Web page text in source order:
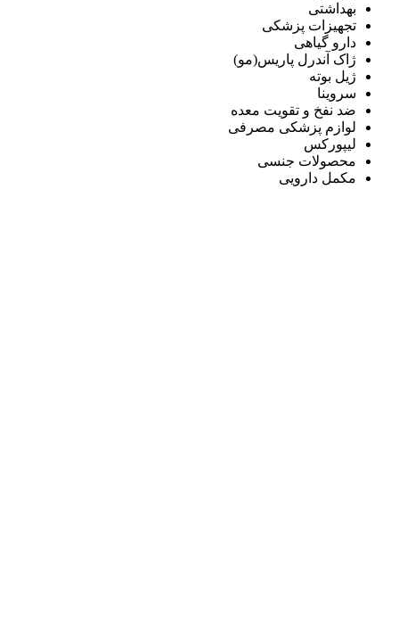
بهداشتی
تجهیزات پزشکی
دارو گیاهی
ژاک آندرل پاریس(مو)
ژیل بوته
سروینا
ضد نفخ و تقویت معده
لوازم پزشکی مصرفی
لیپورکس
محصولات جنسی
مکمل دارویی